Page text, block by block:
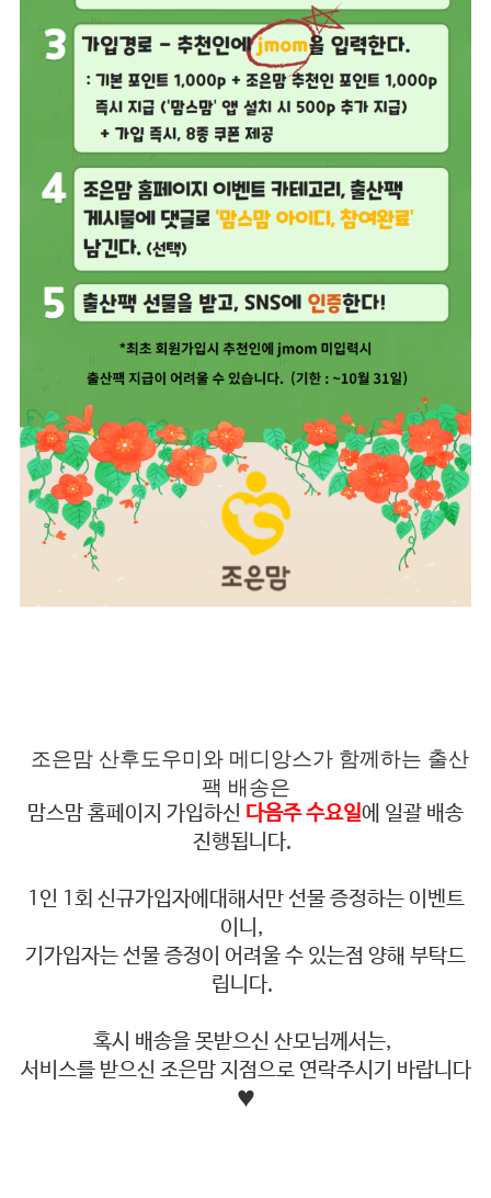
조은맘 산후도우미와 메디앙스가 함께하는 출산
팩 배송은
맘스맘 홈페이지 가입하신 다음주 수요일에 일괄 배송
진행됩니다.
1인 1회 신규가입자에대해서만 선물 증정하는 이벤트
이니,
기가입자는 선물 증정이 어려울 수 있는점 양해 부탁드
립니다.
혹시 배송을 못받으신 산모님께서는,
서비스를 받으신 조은맘 지점으로 연락주시기 바랍니다
♥